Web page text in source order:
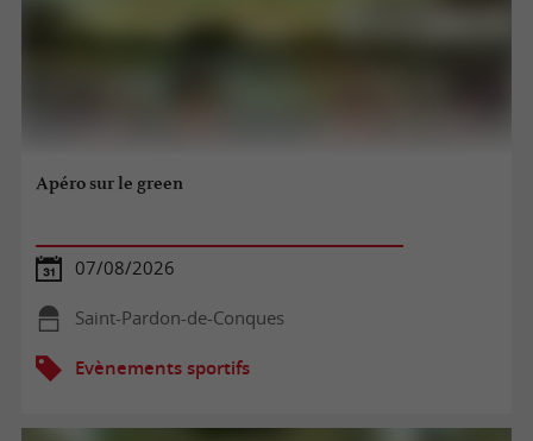
Apéro sur le green
07/08/2026
Saint-Pardon-de-Conques
Evènements sportifs